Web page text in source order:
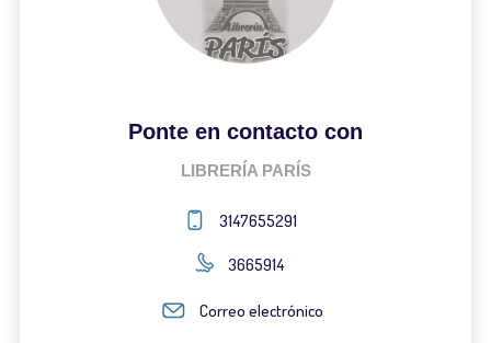
Ponte en contacto con
LIBRERÍA PARÍS
3147655291
3665914
Correo electrónico